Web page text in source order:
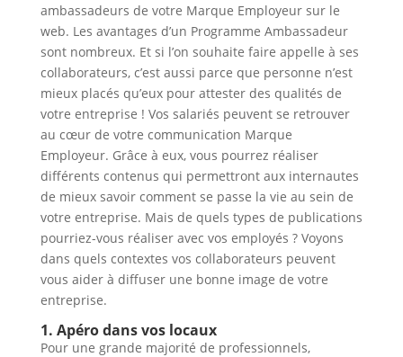
ambassadeurs de votre Marque Employeur sur le
web. Les avantages d’un Programme Ambassadeur
sont nombreux. Et si l’on souhaite faire appelle à ses
collaborateurs, c’est aussi parce que personne n’est
mieux placés qu’eux pour attester des qualités de
votre entreprise ! Vos salariés peuvent se retrouver
au cœur de votre communication Marque
Employeur. Grâce à eux, vous pourrez réaliser
différents contenus qui permettront aux internautes
de mieux savoir comment se passe la vie au sein de
votre entreprise. Mais de quels types de publications
pourriez-vous réaliser avec vos employés ? Voyons
dans quels contextes vos collaborateurs peuvent
vous aider à diffuser une bonne image de votre
entreprise.
1. Apéro dans vos locaux
Pour une grande majorité de professionnels,